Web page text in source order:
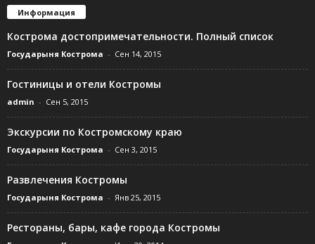
Информация
Кострома достопримечательности. Полный список
Государыня Кострома - Сен 14, 2015
Гостиницы и отели Костромы
admin - Сен 5, 2015
Экскурсии по Костромскому краю
Государыня Кострома - Сен 3, 2015
Развлечения Костромы
Государыня Кострома - Янв 25, 2015
Рестораны, бары, кафе города Костромы